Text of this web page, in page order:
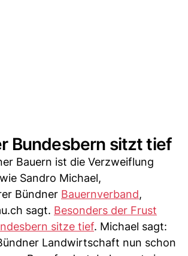
Bundesbern sitzt tief
Bauern ist die Verzweiflung
Sandro Michael,
Bündner Bauernverband,
sagt. Besonders der Frust
sitze tief. Michael sagt:
Landwirtschaft nun schon